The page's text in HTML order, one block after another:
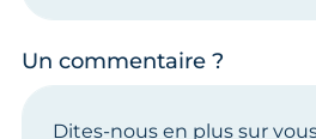
Un commentaire ?